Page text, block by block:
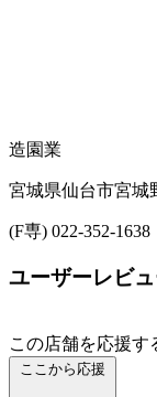
造園業
宮城県仙台市宮城
(F専) 022-352-1638
ユーザーレビ
この店舗を応援す
ここから応援